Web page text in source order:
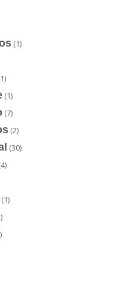
(1)
(1)
(7)
(2)
(30)
(1)